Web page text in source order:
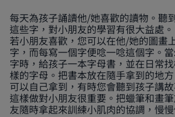
每天為孩子誦讀他/她喜歡的讀物。聽
這些字，對小朋友的學習有很大益處。
若小朋友喜歡，您可以在他/她的圖畫
字，而每寫一個字便唸一唸這個字。
字時，給孩子一本字母書，並在日常
樣的字母。把書本放在隨手拿到的地
可以自己拿到，有時您會聽到孩子講
這樣做對小朋友很重要。把蠟筆和畫
友隨時拿起來訓練小肌肉的協調，慢